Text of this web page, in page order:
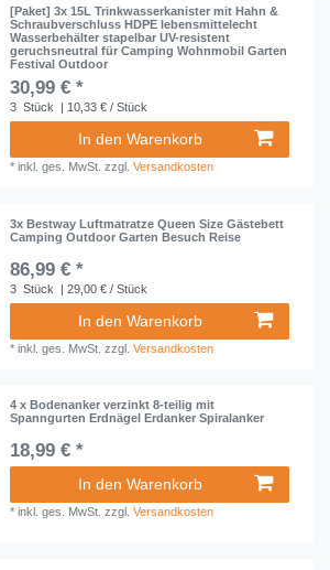
[Paket] 3x 15L Trinkwasserkanister mit Hahn &
Schraubverschluss HDPE lebensmittelecht
Wasserbehälter stapelbar UV-resistent
geruchsneutral für Camping Wohnmobil Garten
Festival Outdoor
30,99 € *
3 Stück | 10,33 € / Stück
In den Warenkorb
*inkl. ges. MwSt. zzgl.Versandkosten
3x Bestway Luftmatratze Queen Size Gästebett
Camping Outdoor Garten Besuch Reise
86,99 € *
3 Stück | 29,00 € / Stück
In den Warenkorb
*inkl. ges. MwSt. zzgl.Versandkosten
4 x Bodenanker verzinkt 8-teilig mit
Spanngurten Erdnägel Erdanker Spiralanker
18,99 € *
In den Warenkorb
*inkl. ges. MwSt. zzgl.Versandkosten